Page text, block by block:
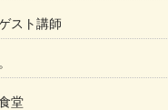
スト講師
堂